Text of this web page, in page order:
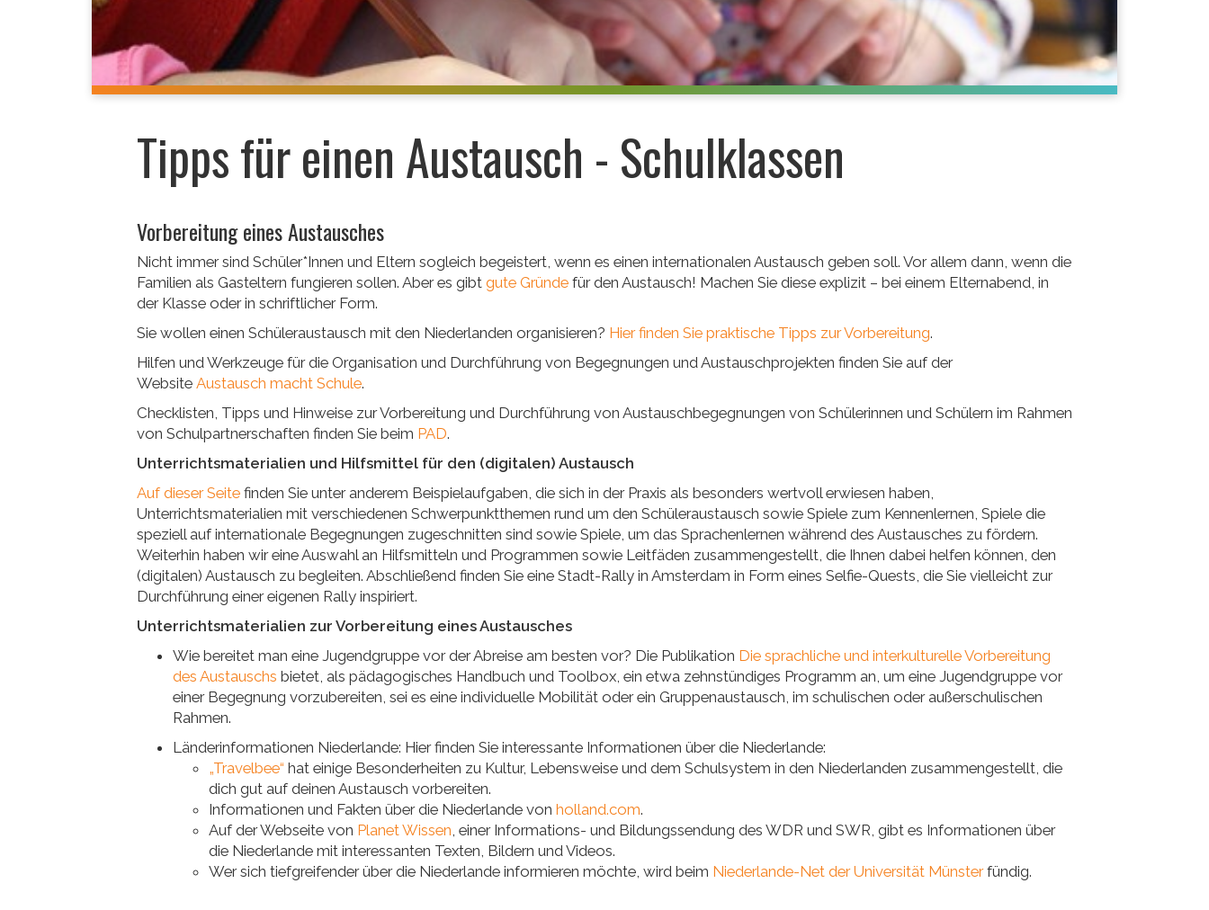
Tipps für einen Austausch - Schulklassen
Vorbereitung eines Austausches
Nicht immer sind Schüler*Innen und Eltern sogleich begeistert, wenn es einen internationalen Austausch geben soll. Vor allem dann, wenn die
Familien als Gasteltern fungieren sollen. Aber es gibt gute Gründe für den Austausch! Machen Sie diese explizit – bei einem Elternabend, in
der Klasse oder in schriftlicher Form.
Sie wollen einen Schüleraustausch mit den Niederlanden organisieren? Hier finden Sie praktische Tipps zur Vorbereitung.
Hilfen und Werkzeuge für die Organisation und Durchführung von Begegnungen und Austauschprojekten finden Sie auf der
Website Austausch macht Schule.
Checklisten, Tipps und Hinweise zur Vorbereitung und Durchführung von Austauschbegegnungen von Schülerinnen und Schülern im Rahmen
von Schulpartnerschaften finden Sie beim PAD.
Unterrichtsmaterialien und Hilfsmittel für den (digitalen) Austausch
Auf dieser Seite finden Sie unter anderem Beispielaufgaben, die sich in der Praxis als besonders wertvoll erwiesen haben,
Unterrichtsmaterialien mit verschiedenen Schwerpunktthemen rund um den Schüleraustausch sowie Spiele zum Kennenlernen, Spiele die
speziell auf internationale Begegnungen zugeschnitten sind sowie Spiele, um das Sprachenlernen während des Austausches zu fördern.
Weiterhin haben wir eine Auswahl an Hilfsmitteln und Programmen sowie Leitfäden zusammengestellt, die Ihnen dabei helfen können, den
(digitalen) Austausch zu begleiten. Abschließend finden Sie eine Stadt-Rally in Amsterdam in Form eines Selfie-Quests, die Sie vielleicht zur
Durchführung einer eigenen Rally inspiriert.
Unterrichtsmaterialien zur Vorbereitung eines Austausches
Wie bereitet man eine Jugendgruppe vor der Abreise am besten vor? Die Publikation Die sprachliche und interkulturelle Vorbereitung
des Austauschs bietet, als pädagogisches Handbuch und Toolbox, ein etwa zehnstündiges Programm an, um eine Jugendgruppe vor
einer Begegnung vorzubereiten, sei es eine individuelle Mobilität oder ein Gruppenaustausch, im schulischen oder außerschulischen
Rahmen.
Länderinformationen Niederlande: Hier finden Sie interessante Informationen über die Niederlande:
„Travelbee“ hat einige Besonderheiten zu Kultur, Lebensweise und dem Schulsystem in den Niederlanden zusammengestellt, die
dich gut auf deinen Austausch vorbereiten.
Informationen und Fakten über die Niederlande von holland.com.
Auf der Webseite von Planet Wissen, einer Informations- und Bildungssendung des WDR und SWR, gibt es Informationen über
die Niederlande mit interessanten Texten, Bildern und Videos.
Wer sich tiefgreifender über die Niederlande informieren möchte, wird beim Niederlande-Net der Universität Münsterfündig.